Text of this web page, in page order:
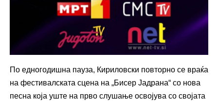
По едногодишна пауза, Кириловски повторно се враќа
на фестивалската сцена на „Бисер Јадрана“ со нова
песна која уште на прво слушање освојува со својата